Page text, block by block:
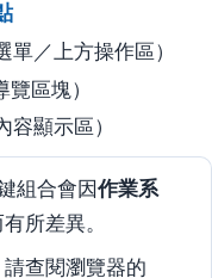
單／上方操作區）
區塊）
容顯示區）
組合會因作業系
所差異。
查閱瀏覽器的